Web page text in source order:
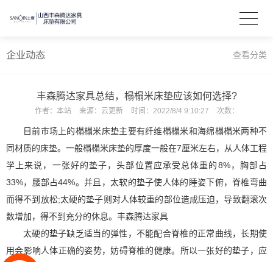
企业动态 查看分类
丰森腾达家具总结，榻榻米床垫应该如何选择?
作者： 本站 来源： 云更新 时间： 2022/8/4 9:10:27 次数：
目前市场上的榻榻米床垫主要有纤维榻榻米和海绵榻榻米两种不
同材质的床垫。一般榻榻米床垫的厚度一般在7厘米左右，从人体工程
学上来说，一张好的垫子，头部位置应承受总体重的8%，胸部占
33%，腰部占44%。并且，太软的垫子使人体的睡姿下俯，脊椎弯曲
而得不到放松;太硬的垫子则对人体较重的部位造成压迫，导致翻滚次
数增加，得不到充分的休息。 丰森腾达家具
太硬的垫子缺乏适当的弹性，不能配合脊椎的正常曲线，长期使
用会影响人体正确的姿势，妨碍脊椎的健康。所以一张好的垫子，应